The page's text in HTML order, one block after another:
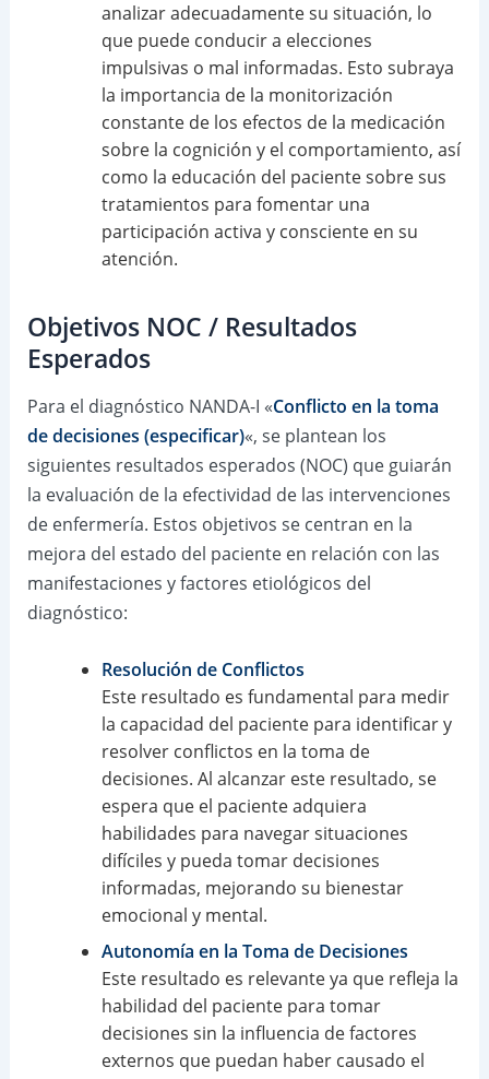
analizar adecuadamente su situación, lo
que puede conducir a elecciones
impulsivas o mal informadas. Esto subraya
la importancia de la monitorización
constante de los efectos de la medicación
sobre la cognición y el comportamiento, así
como la educación del paciente sobre sus
tratamientos para fomentar una
participación activa y consciente en su
atención.
Objetivos NOC / Resultados
Esperados
Para el diagnóstico NANDA-I «Conflicto en la toma
de decisiones (especificar)«, se plantean los
siguientes resultados esperados (NOC) que guiarán
la evaluación de la efectividad de las intervenciones
de enfermería. Estos objetivos se centran en la
mejora del estado del paciente en relación con las
manifestaciones y factores etiológicos del
diagnóstico:
Resolución de Conflictos
Este resultado es fundamental para medir
la capacidad del paciente para identificar y
resolver conflictos en la toma de
decisiones. Al alcanzar este resultado, se
espera que el paciente adquiera
habilidades para navegar situaciones
difíciles y pueda tomar decisiones
informadas, mejorando su bienestar
emocional y mental.
Autonomía en la Toma de Decisiones
Este resultado es relevante ya que refleja la
habilidad del paciente para tomar
decisiones sin la influencia de factores
externos que puedan haber causado el